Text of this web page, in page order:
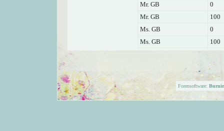
Mr. GB
0
Mr. GB
100
Ms. GB
0
Ms. GB
100
Forensoftware: